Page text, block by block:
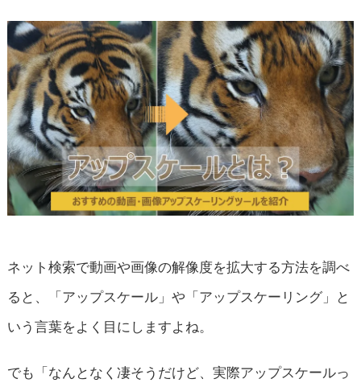
ネット検索で動画や画像の解像度を拡大する方法を調べ
ると、「アップスケール」や「アップスケーリング」と
いう言葉をよく目にしますよね。
でも「なんとなく凄そうだけど、実際アップスケールっ